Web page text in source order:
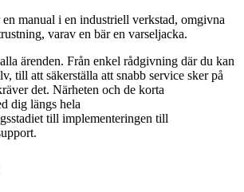
ärenden. Från enkel rådgivning där du kan
till att säkerställa att snabb service sker på
det. Närheten och de korta
dig längs hela
till implementeringen till